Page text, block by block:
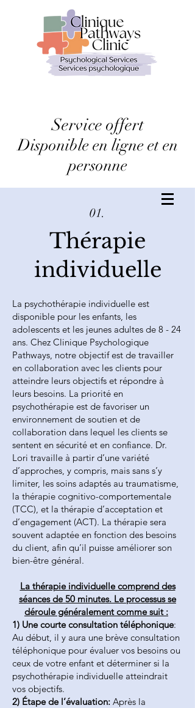
Service offert
Disponible en ligne et en
personne
01.
Thérapie
individuelle
La psychothérapie individuelle est
disponible pour les enfants, les
adolescents et les jeunes adultes de 8 - 24
ans. Chez Clinique Psychologique
Pathways, notre objectif est de travailler
en collaboration avec les clients pour
atteindre leurs objectifs et répondre à
leurs besoins. La priorité en
psychothérapie est de favoriser un
environnement de soutien et de
collaboration dans lequel les clients se
sentent en sécurité et en confiance. Dr.
Lori travaille à partir d’une variété
d’approches, y compris, mais sans s’y
limiter, les soins adaptés au traumatisme,
la thérapie cognitivo-comportementale
(TCC), et la thérapie d’acceptation et
d’engagement (ACT). La thérapie sera
souvent adaptée en fonction des besoins
du client, afin qu’il puisse améliorer son
bien-être général.​
La thérapie individuelle comprend des
séances de 50 minutes. Le processus se
déroule généralement comme suit :
1) Une courte consultation téléphonique:
Au début, il y aura une brève consultation
téléphonique pour évaluer vos besoins ou
ceux de votre enfant et déterminer si la
psychothérapie individuelle atteindrait
vos objectifs.
2) Étape de l’évaluation: Après la